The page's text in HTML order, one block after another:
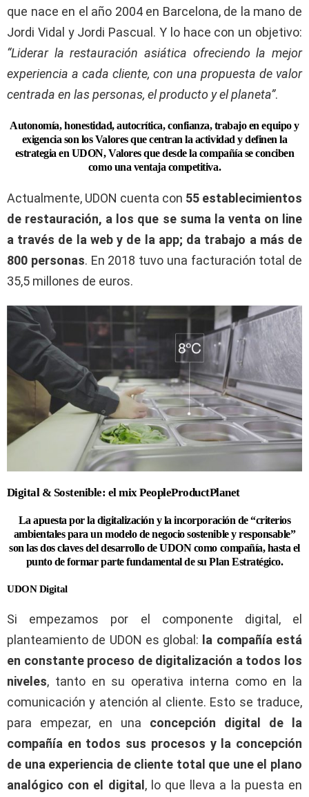
que nace en el año 2004 en Barcelona, de la mano de
Jordi Vidal y Jordi Pascual. Y lo hace con un objetivo:
“Liderar la restauración asiática ofreciendo la mejor
experiencia a cada cliente, con una propuesta de valor
centrada en las personas, el producto y el planeta”.
Autonomía, honestidad, autocrítica, confianza, trabajo en equipo y
exigencia son los Valores que centran la actividad y definen la
estrategia en UDON, Valores que desde la compañía se conciben
como una ventaja competitiva.
Actualmente, UDON cuenta con 55 establecimientos
de restauración, a los que se suma la venta on line
a través de la web y de la app; da trabajo a más de
800 personas. En 2018 tuvo una facturación total de
35,5 millones de euros.
Digital & Sostenible: el mix PeopleProductPlanet
La apuesta por la digitalización y la incorporación de “criterios
ambientales para un modelo de negocio sostenible y responsable”
son las dos claves del desarrollo de UDON como compañía, hasta el
punto de formar parte fundamental de su Plan Estratégico.
UDON Digital
Si empezamos por el componente digital, el
planteamiento de UDON es global: la compañía está
en constante proceso de digitalización a todos los
niveles, tanto en su operativa interna como en la
comunicación y atención al cliente. Esto se traduce,
para empezar, en una concepción digital de la
compañía en todos sus procesos y la concepción
de una experiencia de cliente total que une el plano
analógico con el digital, lo que lleva a la puesta en